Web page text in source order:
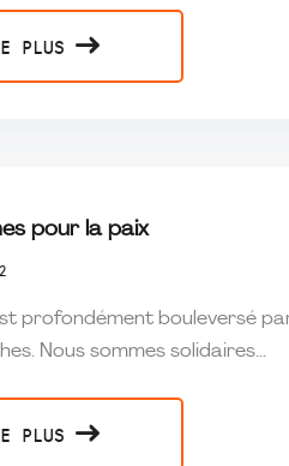
PLUS
pour la paix
profondément bouleversé
Nous sommes solidaires...
PLUS